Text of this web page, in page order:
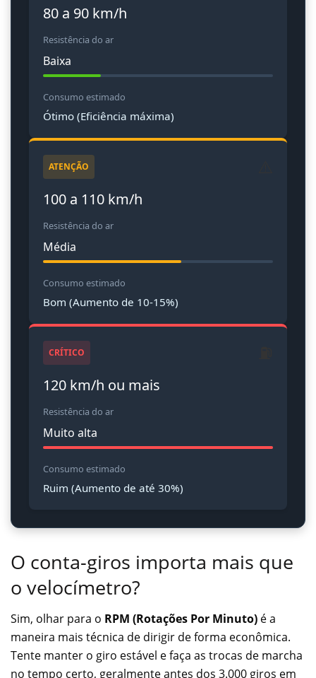
80 a 90 km/h
Resistência do ar
Baixa
Consumo estimado
Ótimo (Eficiência máxima)
ATENÇÃO
100 a 110 km/h
Resistência do ar
Média
Consumo estimado
Bom (Aumento de 10-15%)
CRÍTICO
120 km/h ou mais
Resistência do ar
Muito alta
Consumo estimado
Ruim (Aumento de até 30%)
O conta-giros importa mais que
o velocímetro?
Sim, olhar para o RPM (Rotações Por Minuto) é a
maneira mais técnica de dirigir de forma econômica.
Tente manter o giro estável e faça as trocas de marcha
no tempo certo, geralmente antes dos 3.000 giros em